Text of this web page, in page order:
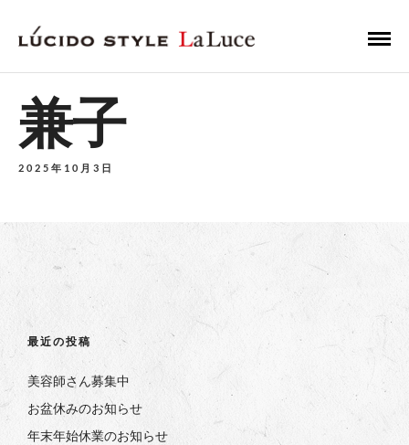
兼子
2025年10月3日
最近の投稿
美容師さん募集中
お盆休みのお知らせ
年末年始休業のお知らせ